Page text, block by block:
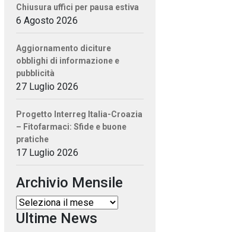
Chiusura uffici per pausa estiva
6 Agosto 2026
Aggiornamento diciture
obblighi di informazione e
pubblicità
27 Luglio 2026
Progetto Interreg Italia-Croazia
– Fitofarmaci: Sfide e buone
pratiche
17 Luglio 2026
Archivio Mensile
Ultime News